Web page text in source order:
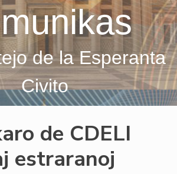
de la Esperanta
Civito
de CDELI
estraranoj